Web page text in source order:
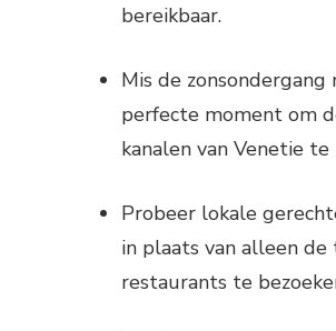
bereikbaar.
Mis de
perfecte moment om
kanalen van Venetie
Probeer lokale
in plaats van alleen de
restaurants te